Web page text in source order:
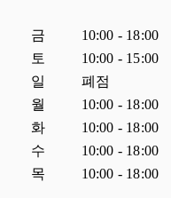
요일 시간
금 10:00 - 18:00
토
10:00 - 15:00
일
폐점
월
10:00 - 18:00
화
10:00 - 18:00
수
10:00 - 18:00
목
10:00 - 18:00